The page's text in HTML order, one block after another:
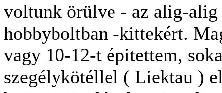
voltunk örülve - az alig-alig
hobbyboltban -kittekért.
vagy 10-12-t épitettem,
szegélykötéllel ( Liektau )